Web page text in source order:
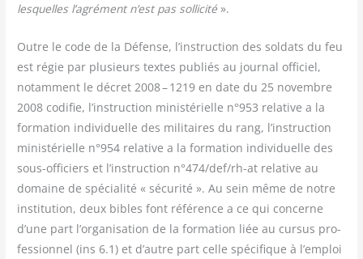
les­quelles l’agrément n’est pas sol­li­ci­té».
Outre le code de la Défense, l’instruction des sol­dats du feu
est régie par plu­sieurs textes publiés au jour­nal offi­ciel,
notam­ment le décret 2008 – 1219 en date du 25 novembre
2008 codi­fie, l’instruction minis­té­rielle n°953 rela­tive a la
for­ma­tion indi­vi­duelle des mili­taires du rang, l’instruction
minis­té­rielle n°954 rela­tive a la for­ma­tion indi­vi­duelle des
sous-offi­ciers et l’instruction n°474/def/rh-at rela­tive au
domaine de spé­cia­li­té « sécu­ri­té ». Au sein même de notre
ins­ti­tu­tion, deux bibles font réfé­rence a ce qui concerne
d’une part l’organisation de la for­ma­tion liée au cur­sus pro­
fes­sion­nel (ins 6.1) et d’autre part celle spé­ci­fique à l’emploi